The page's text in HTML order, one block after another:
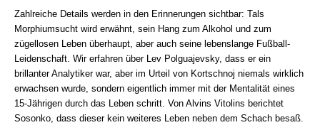
Zahlreiche Details werden in den Erinnerungen sichtbar: Tals
Morphiumsucht wird erwähnt, sein Hang zum Alkohol und zum
zügellosen Leben überhaupt, aber auch seine lebenslange Fußball-
Leidenschaft. Wir erfahren über Lev Polguajevsky, dass er ein
brillanter Analytiker war, aber im Urteil von Kortschnoj niemals wirklich
erwachsen wurde, sondern eigentlich immer mit der Mentalität eines
15-Jährigen durch das Leben schritt. Von Alvins Vitolins berichtet
Sosonko, dass dieser kein weiteres Leben neben dem Schach besaß.